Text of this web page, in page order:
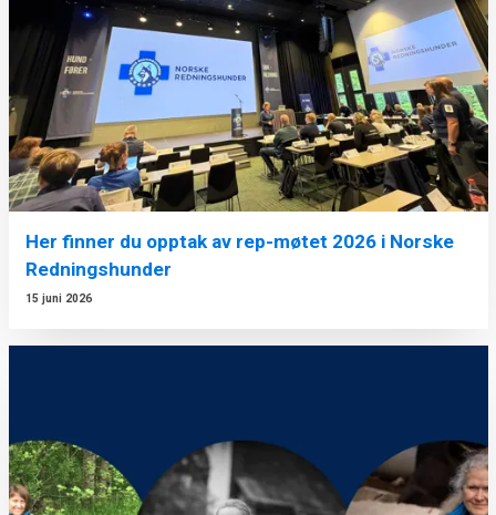
Her finner du opptak av rep-møtet 2026 i Norske
Redningshunder
15 juni 2026